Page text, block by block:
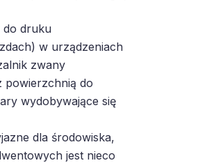
druku
w urządzeniach
zwany
powierzchnią do
wydobywające się
dla środowiska,
jest nieco